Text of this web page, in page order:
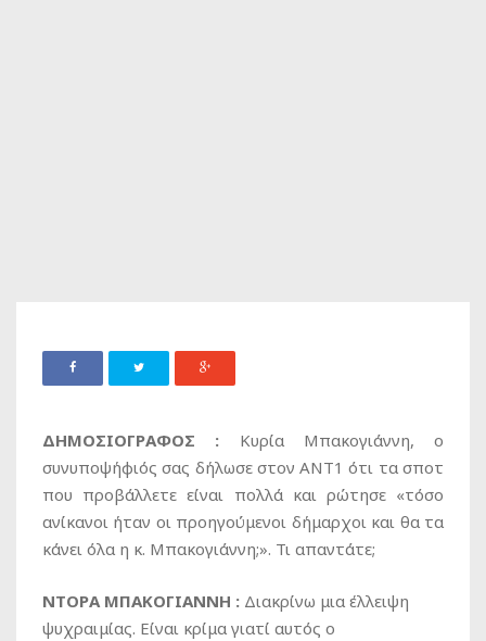
ΔΗΜΟΣΙΟΓΡΑΦΟΣ : Κυρία Μπακογιάννη, ο
συνυποψήφιός σας δήλωσε στον ΑΝΤ1 ότι τα σποτ
που προβάλλετε είναι πολλά και ρώτησε «τόσο
ανίκανοι ήταν οι προηγούμενοι δήμαρχοι και θα τα
κάνει όλα η κ. Μπακογιάννη;». Τι απαντάτε;
ΝΤΟΡΑ ΜΠΑΚΟΓΙΑΝΝΗ : Διακρίνω μια έλλειψη
ψυχραιμίας. Είναι κρίμα γιατί αυτός ο